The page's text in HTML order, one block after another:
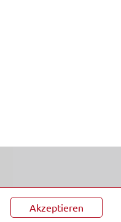
Akzeptieren